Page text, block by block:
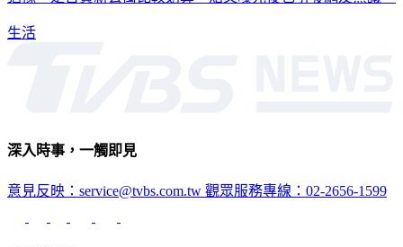
生活
深入時事，一觸即見
意見反映：service@tvbs.com.tw 觀眾服務專線：02-2656-1599